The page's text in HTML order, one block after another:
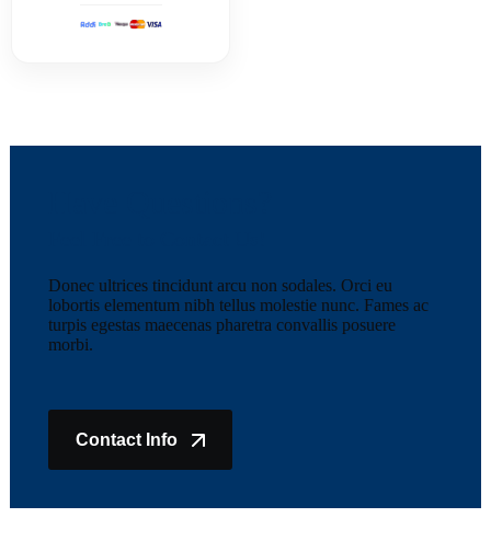
Donec ultrices tincidunt arcu non sodales. Orci eu
lobortis elementum nibh tellus molestie nunc. Fames ac
turpis egestas maecenas pharetra convallis posuere
morbi.
Contact Info